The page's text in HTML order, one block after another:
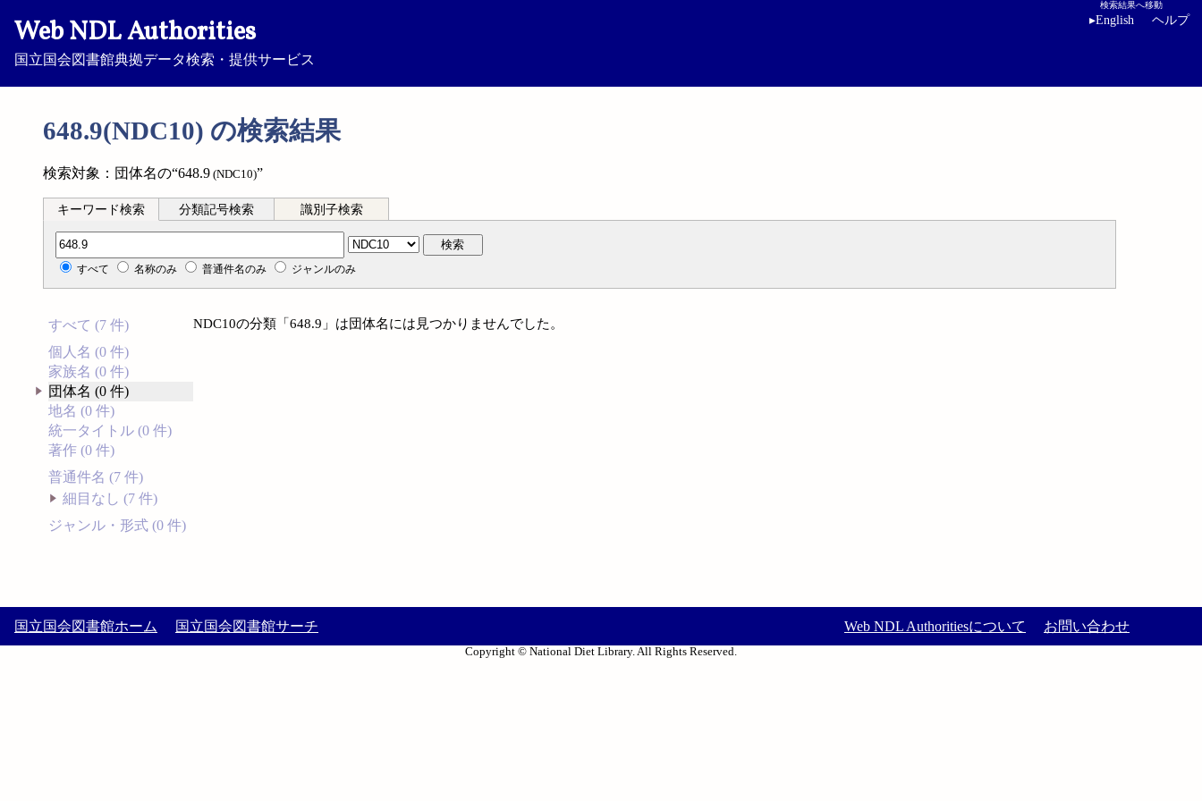
Web NDL Authorities
国立国会図書館典拠データ検索・提供サービス
検索結果へ移動
▸English ヘルプ
648.9(NDC10) の検索結果
検索対象：団体名の“648.9 (NDC10)”
キーワード検索 分類記号検索 識別子検索
分類記号検索 検索
すべて 名称のみ 普通件名のみ ジャンルのみ
すべて (7 件)
個人名 (0 件)
家族名 (0 件)
団体名 (0 件)
地名 (0 件)
統一タイトル (0 件)
著作 (0 件)
普通件名 (7 件)
細目なし (7 件)
ジャンル・形式 (0 件)
NDC10の分類「648.9」は団体名には見つかりませんでした。
国立国会図書館ホーム 国立国会図書館サーチ Web NDL Authoritiesについて お問い合わせ
Copyright © National Diet Library. All Rights Reserved.